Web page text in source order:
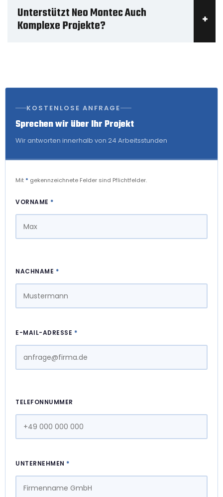
Unterstützt Neo Montec Auch
Komplexe Projekte?
KOSTENLOSE ANFRAGE
Sprechen wir über Ihr Projekt
Wir antworten innerhalb von 24 Arbeitsstunden
Mit * gekennzeichnete Felder sind Pflichtfelder.
VORNAME *
NACHNAME *
E-MAIL-ADRESSE *
TELEFONNUMMER
UNTERNEHMEN *